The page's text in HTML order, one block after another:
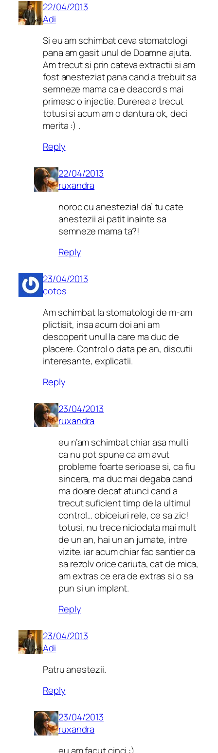
22/04/2013
Adi
Si eu am schimbat ceva stomatologi
pana am gasit unul de Doamne ajuta.
Am trecut si prin cateva extractii si am
fost anesteziat pana cand a trebuit sa
semneze mama ca e deacord s mai
primesc o injectie. Durerea a trecut
totusi si acum am o dantura ok, deci
merita :) .
Reply
22/04/2013
ruxandra
noroc cu anestezia! da’ tu cate
anestezii ai patit inainte sa
semneze mama ta?!
Reply
23/04/2013
cotos
Am schimbat la stomatologi de m-am
plictisit, insa acum doi ani am
descoperit unul la care ma duc de
placere. Control o data pe an, discutii
interesante, explicatii.
Reply
23/04/2013
ruxandra
eu n’am schimbat chiar asa multi
ca nu pot spune ca am avut
probleme foarte serioase si, ca fiu
sincera, ma duc mai degaba cand
ma doare decat atunci cand a
trecut suficient timp de la ultimul
control… obiceiuri rele, ce sa zic!
totusi, nu trece niciodata mai mult
de un an, hai un an jumate, intre
vizite. iar acum chiar fac santier ca
sa rezolv orice cariuta, cat de mica,
am extras ce era de extras si o sa
pun si un implant.
Reply
23/04/2013
Adi
Patru anestezii.
Reply
23/04/2013
ruxandra
eu am facut cinci :)